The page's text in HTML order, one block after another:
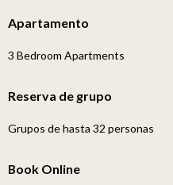
Apartamento
3 Bedroom Apartments
Reserva de grupo
Grupos de hasta 32 personas
Book Online